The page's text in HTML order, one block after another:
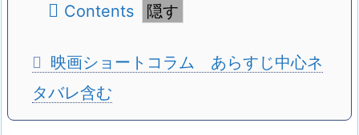
Contents
映画ショートコラム あらすじ中心ネ
タバレ含む